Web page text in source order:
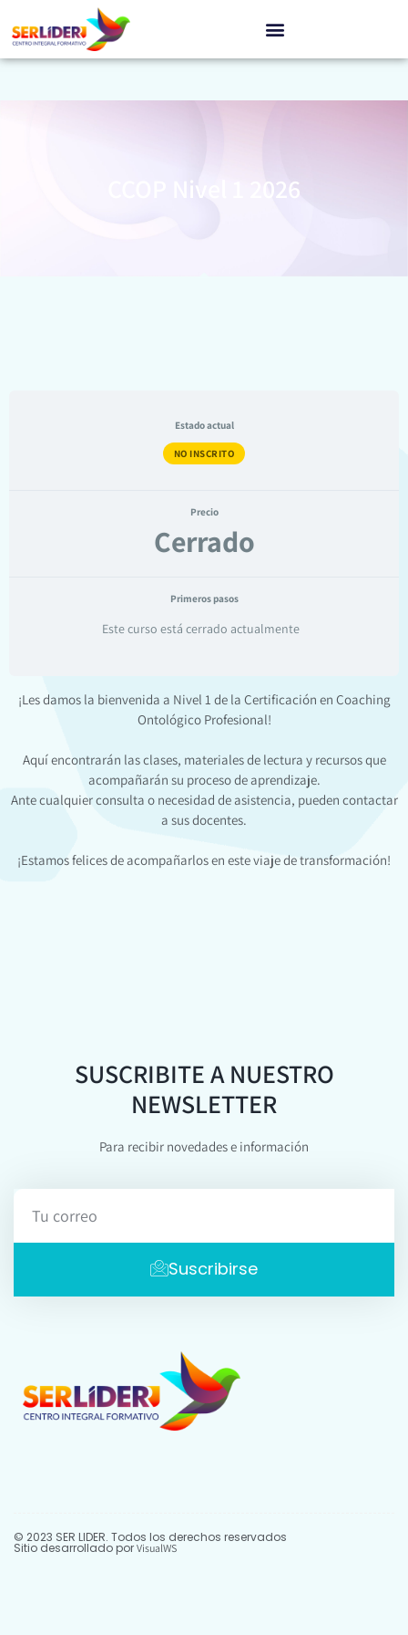
CCOP Nivel 1 2026
Estado actual
NO INSCRITO
Precio
Cerrado
Primeros pasos
Este curso está cerrado actualmente
¡Les damos la bienvenida a Nivel 1 de la Certificación en Coaching
Ontológico Profesional!
Aquí encontrarán las clases, materiales de lectura y recursos que
acompañarán su proceso de aprendizaje.
Ante cualquier consulta o necesidad de asistencia, pueden contactar
a sus docentes.
¡Estamos felices de acompañarlos en este viaje de transformación!
SUSCRIBITE A NUESTRO
NEWSLETTER
Para recibir novedades e información
Suscribirse
© 2023 SER LIDER. Todos los derechos reservados
Sitio desarrollado por VisualWS